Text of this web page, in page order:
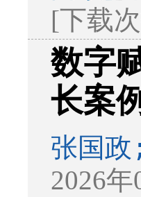
[下载次
数字
长案
张国
2026